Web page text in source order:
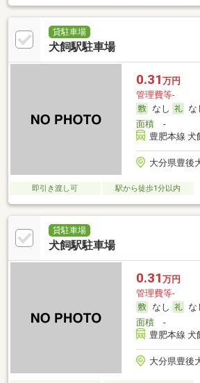
貸駐車場
犬飼駅駐車場
0.31 万円
管理費等-
なし
な
面積-
豊肥本線 犬
大分県豊後
即引き渡し可 駅から徒歩1分以内
貸駐車場
犬飼駅駐車場
0.31 万円
管理費等-
なし
な
面積-
豊肥本線 犬
大分県豊後